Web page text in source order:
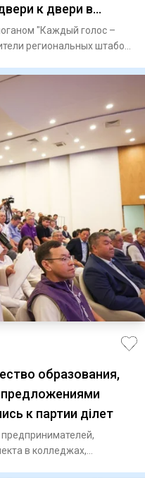
к двери в
"Каждый голос –
региональных штабов,
образования,
к партии Әділет
в колледжах,